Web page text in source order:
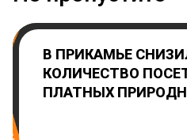
В ПРИКАМЬЕ
КОЛИЧЕСТВО
ПЛАТНЫХ